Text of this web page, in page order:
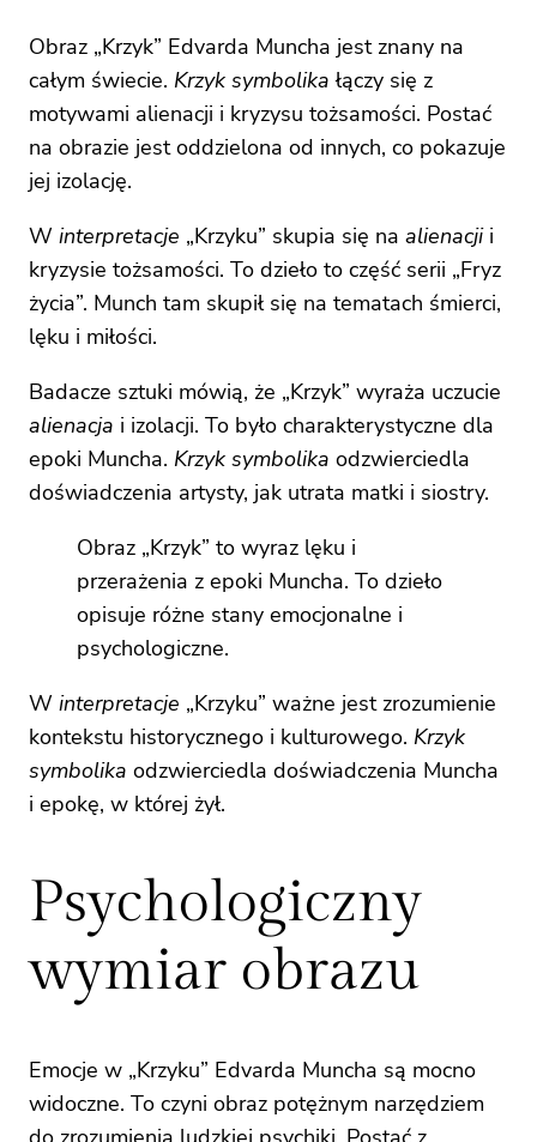
Obraz „Krzyk” Edvarda Muncha jest znany na
całym świecie. Krzyk symbolika łączy się z
motywami alienacji i kryzysu tożsamości. Postać
na obrazie jest oddzielona od innych, co pokazuje
jej izolację.
W interpretacje „Krzyku” skupia się na alienacjii
kryzysie tożsamości. To dzieło to część serii „Fryz
życia”. Munch tam skupił się na tematach śmierci,
lęku i miłości.
Badacze sztuki mówią, że „Krzyk” wyraża uczucie
alienacja i izolacji. To było charakterystyczne dla
epoki Muncha. Krzyk symbolika odzwierciedla
doświadczenia artysty, jak utrata matki i siostry.
Obraz „Krzyk” to wyraz lęku i
przerażenia z epoki Muncha. To dzieło
opisuje różne stany emocjonalne i
psychologiczne.
W interpretacje „Krzyku” ważne jest zrozumienie
kontekstu historycznego i kulturowego. Krzyk
symbolika odzwierciedla doświadczenia Muncha
i epokę, w której żył.
Psychologiczny
wymiar obrazu
Emocje w „Krzyku” Edvarda Muncha są mocno
widoczne. To czyni obraz potężnym narzędziem